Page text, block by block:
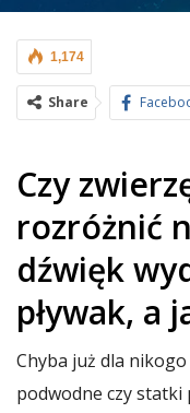
1,174
Share
Czy
rozróżnić
dźwięk
pływak, a
Chyba już dla
podwodne czy statki